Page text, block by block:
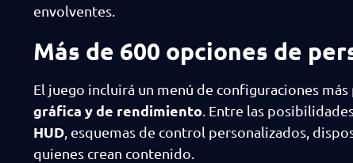
envolventes.
Más de 600 opciones de
El juego incluirá un menú de configuraciones
gráfica y de rendimiento. Entre las
HUD, esquemas de control personalizados,
quienes crean contenido.